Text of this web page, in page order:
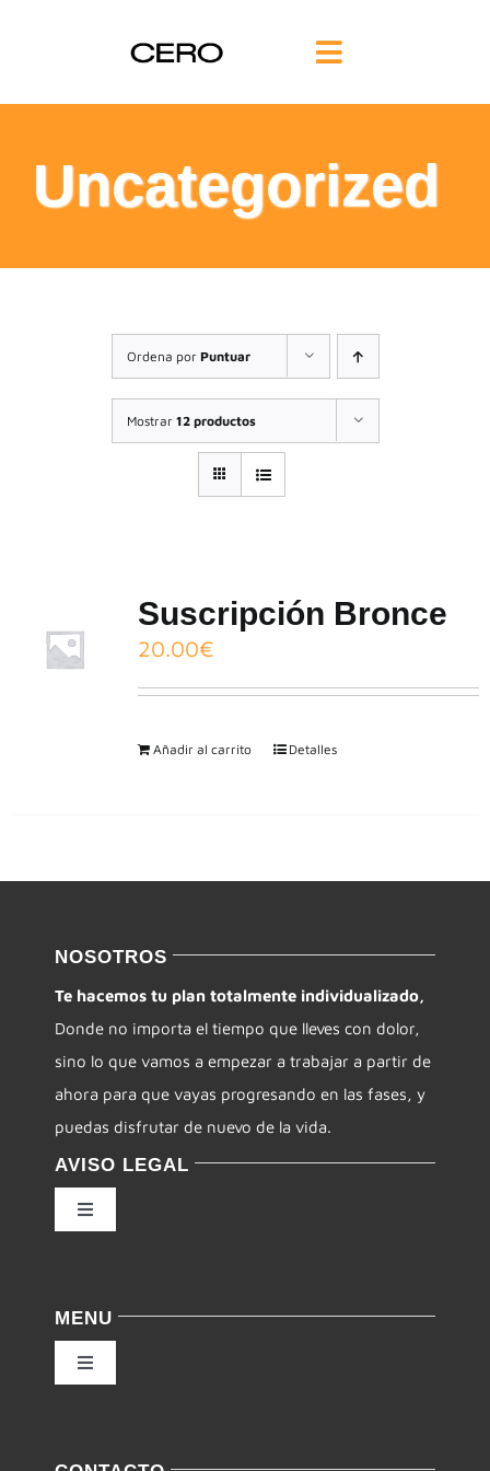
Toggle
Navigation
FILOSOFÍA
TE AYUDAMOS
FORMACIÓN
COMUNIDAD
Uncategorized
Ordena por Puntuar
Mostrar 12 productos
Suscripción Bronce
20.00€
Añadir al carrito Detalles
NOSOTROS
Te hacemos tu plan totalmente individualizado,
Donde no importa el tiempo que lleves con dolor,
sino lo que vamos a empezar a trabajar a partir de
ahora para que vayas progresando en las fases, y
puedas disfrutar de nuevo de la vida.
AVISO LEGAL
Toggle
Navigation
Condiciones de uso
MENU
Toggle
Navigation